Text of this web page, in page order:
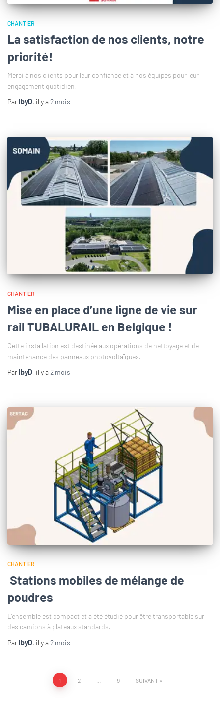
CHANTIER
La satisfaction de nos clients, notre
priorité!
Merci à nos clients pour leur confiance et à nos équipes pour leur
engagement quotidien.
ParIbyD, il y a 2 mois
CHANTIER
Mise en place d’une ligne de vie sur
rail TUBALURAIL en Belgique !
Cette installation est destinée aux opérations de nettoyage et de
maintenance des panneaux photovoltaïques.
ParIbyD, il y a 2 mois
CHANTIER
Stations mobiles de mélange de
poudres
L’ensemble est compact et a été étudié pour être transportable sur
des camions à plateaux standards.
ParIbyD, il y a 2 mois
1 2 9 SUIVANT